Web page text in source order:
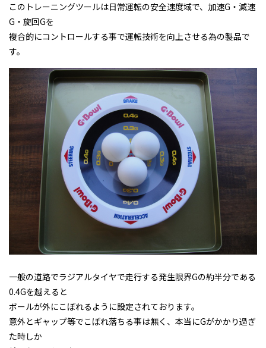
このトレーニングツールは日常運転の安全速度域で、加速G・減速
G・旋回Gを
複合的にコントロールする事で運転技術を向上させる為の製品で
す。
一般の道路でラジアルタイヤで走行する発生限界Gの約半分である
0.4Gを越えると
ボールが外にこぼれるように設定されております。
意外とギャップ等でこぼれ落ちる事は無く、本当にGがかかり過ぎ
た時しか